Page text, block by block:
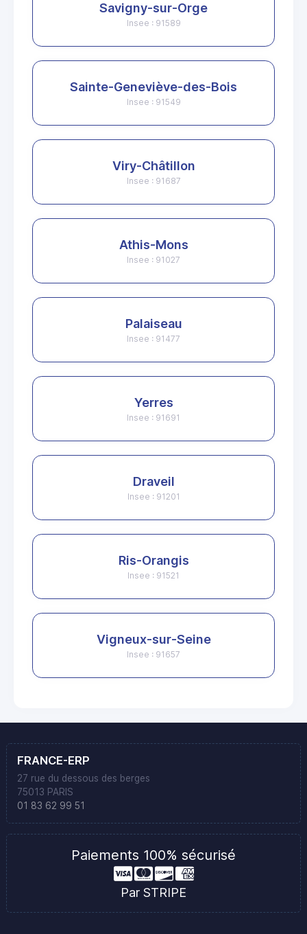
Savigny-sur-Orge
Insee : 91589
Sainte-Geneviève-des-Bois
Insee : 91549
Viry-Châtillon
Insee : 91687
Athis-Mons
Insee : 91027
Palaiseau
Insee : 91477
Yerres
Insee : 91691
Draveil
Insee : 91201
Ris-Orangis
Insee : 91521
Vigneux-sur-Seine
Insee : 91657
FRANCE-ERP
27 rue du dessous des berges
75013 PARIS
01 83 62 99 51
Paiements 100% sécurisé
Par STRIPE